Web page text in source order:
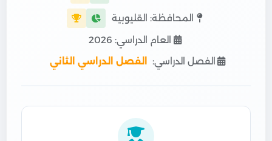
المحافظة: القليوبية
العام الدراسي: 2026
الفصل الدراسي:
الفصل الدراسي الثاني